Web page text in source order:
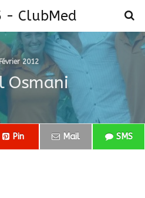
- ClubMed
2012
Osmani
Pin Mail SMS